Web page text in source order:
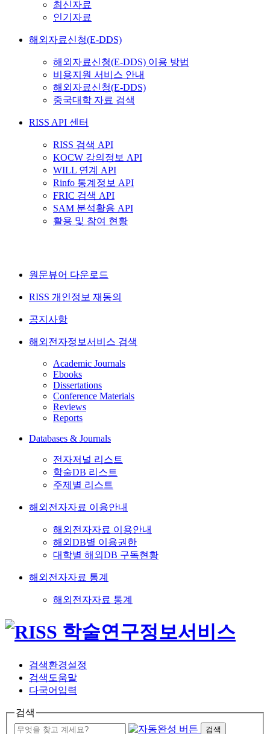
최신자료
인기자료
해외자료신청(E-DDS)
해외자료신청(E-DDS) 이용 방법
비용지원 서비스 안내
해외자료신청(E-DDS)
중국대학 자료 검색
RISS API 센터
RISS 검색 API
KOCW 강의정보 API
WILL 연계 API
Rinfo 통계정보 API
FRIC 검색 API
SAM 분석활용 API
활용 및 참여 현황
원문뷰어 다운로드
RISS 개인정보 재동의
공지사항
해외전자정보서비스 검색
Academic Journals
Ebooks
Dissertations
Conference Materials
Reviews
Reports
Databases & Journals
전자저널 리스트
학술DB 리스트
주제별 리스트
해외전자자료 이용안내
해외전자자료 이용안내
해외DB별 이용권한
대학별 해외DB 구독현황
해외전자자료 통계
해외전자자료 통계
검색환경설정
검색도움말
다국어입력
검색
검색